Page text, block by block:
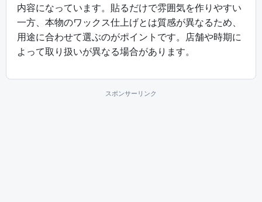
内容になっています。貼るだけで雰囲気を作りやすい
一方、本物のワックス仕上げとは質感が異なるため、
用途に合わせて選ぶのがポイントです。店舗や時期に
よって取り扱いが異なる場合があります。
スポンサーリンク